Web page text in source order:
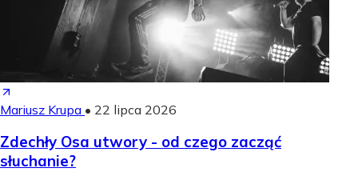
Mariusz Krupa • 22 lipca 2026
Zdechły Osa utwory - od czego zacząć
słuchanie?